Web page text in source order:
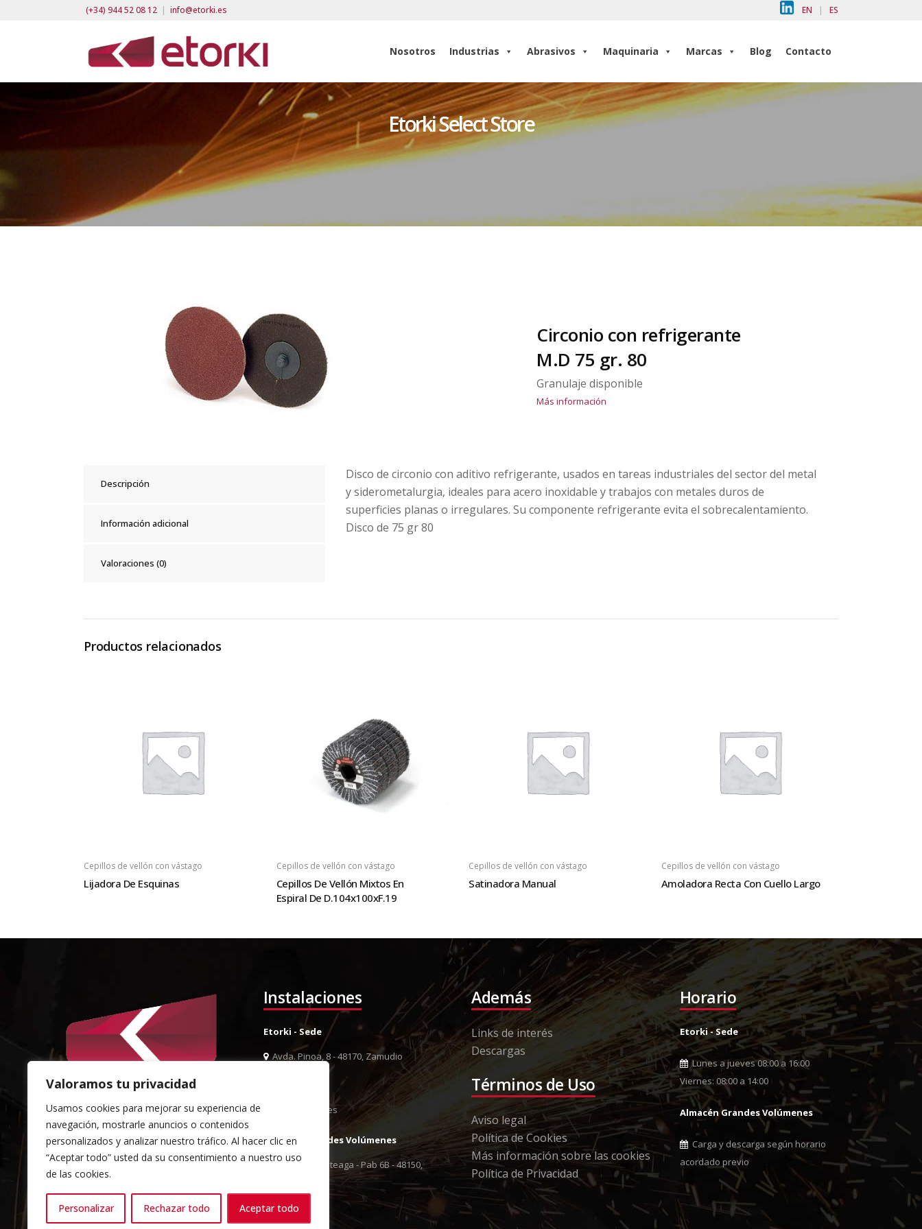
Valoramos tu privacidad
Usamos cookies para mejorar su experiencia de
navegación, mostrarle anuncios o contenidos
personalizados y analizar nuestro tráfico. Al hacer clic en
“Aceptar todo” usted da su consentimiento a nuestro uso
de las cookies.
Personalizar Rechazar todo Aceptar todo
(+34) 944 52 08 12 | info@etorki.es EN | ES
Nosotros Industrias Abrasivos Maquinaria Marcas Blog Contacto
Etorki Select Store
Circonio con refrigerante
M.D 75 gr. 80
Granulaje disponible
Más información
Descripción
Información adicional
Valoraciones (0)
Disco de circonio con aditivo refrigerante, usados en tareas industriales del sector del metal
y siderometalurgia, ideales para acero inoxidable y trabajos con metales duros de
superficies planas o irregulares. Su componente refrigerante evita el sobrecalentamiento.
Disco de 75 gr 80
Productos relacionados
Cepillos de vellón con vástago
Lijadora De Esquinas
Cepillos de vellón con vástago
Cepillos De Vellón Mixtos En
Espiral De D.104x100xF.19
Cepillos de vellón con vástago
Satinadora Manual
Cepillos de vellón con vástago
Amoladora Recta Con Cuello Largo
Instalaciones
Etorki - Sede
Avda. Pinoa, 8 - 48170, Zamudio
info@etorki.es
Almacén Grandes Volúmenes
Pol. Ind. Berreteaga - Pab 6B - 48150,
Además
Links de interés
Descargas
Términos de Uso
Aviso legal
Política de Cookies
Más información sobre las cookies
Política de Privacidad
Horario
Etorki - Sede
Lunes a jueves 08:00 a 16:00
Viernes: 08:00 a 14:00
Almacén Grandes Volúmenes
Carga y descarga según horario
acordado previo